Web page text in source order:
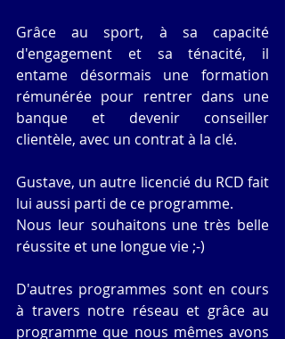
Grâce au sport, à sa capacité
d'engagement et sa ténacité, il
entame désormais une formation
rémunérée pour rentrer dans une
banque et devenir conseiller
clientèle, avec un contrat à la clé.
Gustave, un autre licencié du RCD fait
lui aussi parti de ce programme.
Nous leur souhaitons une très belle
réussite et une longue vie ;-)
D'autres programmes sont en cours
à travers notre réseau et grâce au
programme que nous mêmes avons